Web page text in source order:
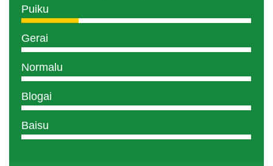
Puiku
Gerai
Normalu
Blogai
Baisu